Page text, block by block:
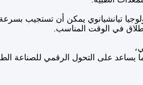
تيانشيانوي يمكن أن تستجيب
في الوقت المناسب.
يساعد على التحول الرقمي للصناعة